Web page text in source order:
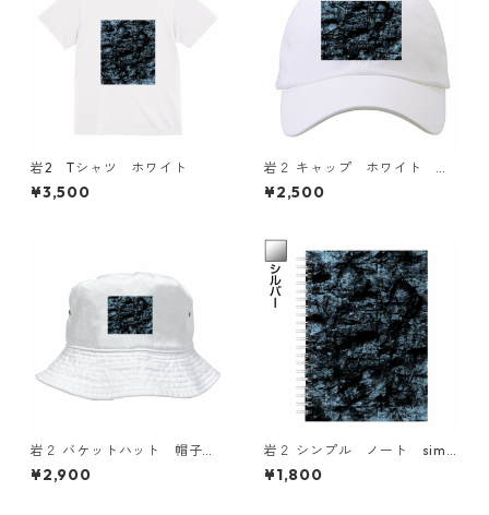
岩2 Tシャツ ホワイト
¥3,500
岩２ キャップ ホワイト
白 帽子 simple fashionabl
e
¥2,500
岩２ バケットハット 帽子 s
imple fashionable
¥2,900
岩２ シンプル ノート simp
le note
¥1,800